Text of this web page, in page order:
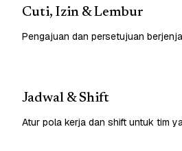
Cuti, Izin & Lembur
Pengajuan dan persetujuan
Jadwal & Shift
Atur pola kerja dan shift untuk tim